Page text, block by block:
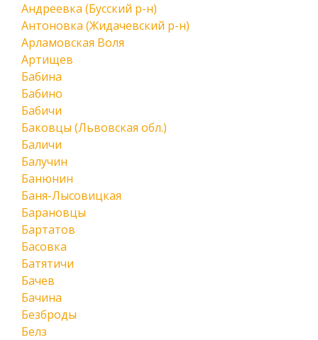
Андреевка (Бусский р-н)
Антоновка (Жидачевский р-н)
Арламовская Воля
Артищев
Бабина
Бабино
Бабичи
Баковцы (Львовская обл.)
Баличи
Балучин
Банюнин
Баня-Лысовицкая
Барановцы
Бартатов
Басовка
Батятичи
Бачев
Бачина
Безброды
Белз